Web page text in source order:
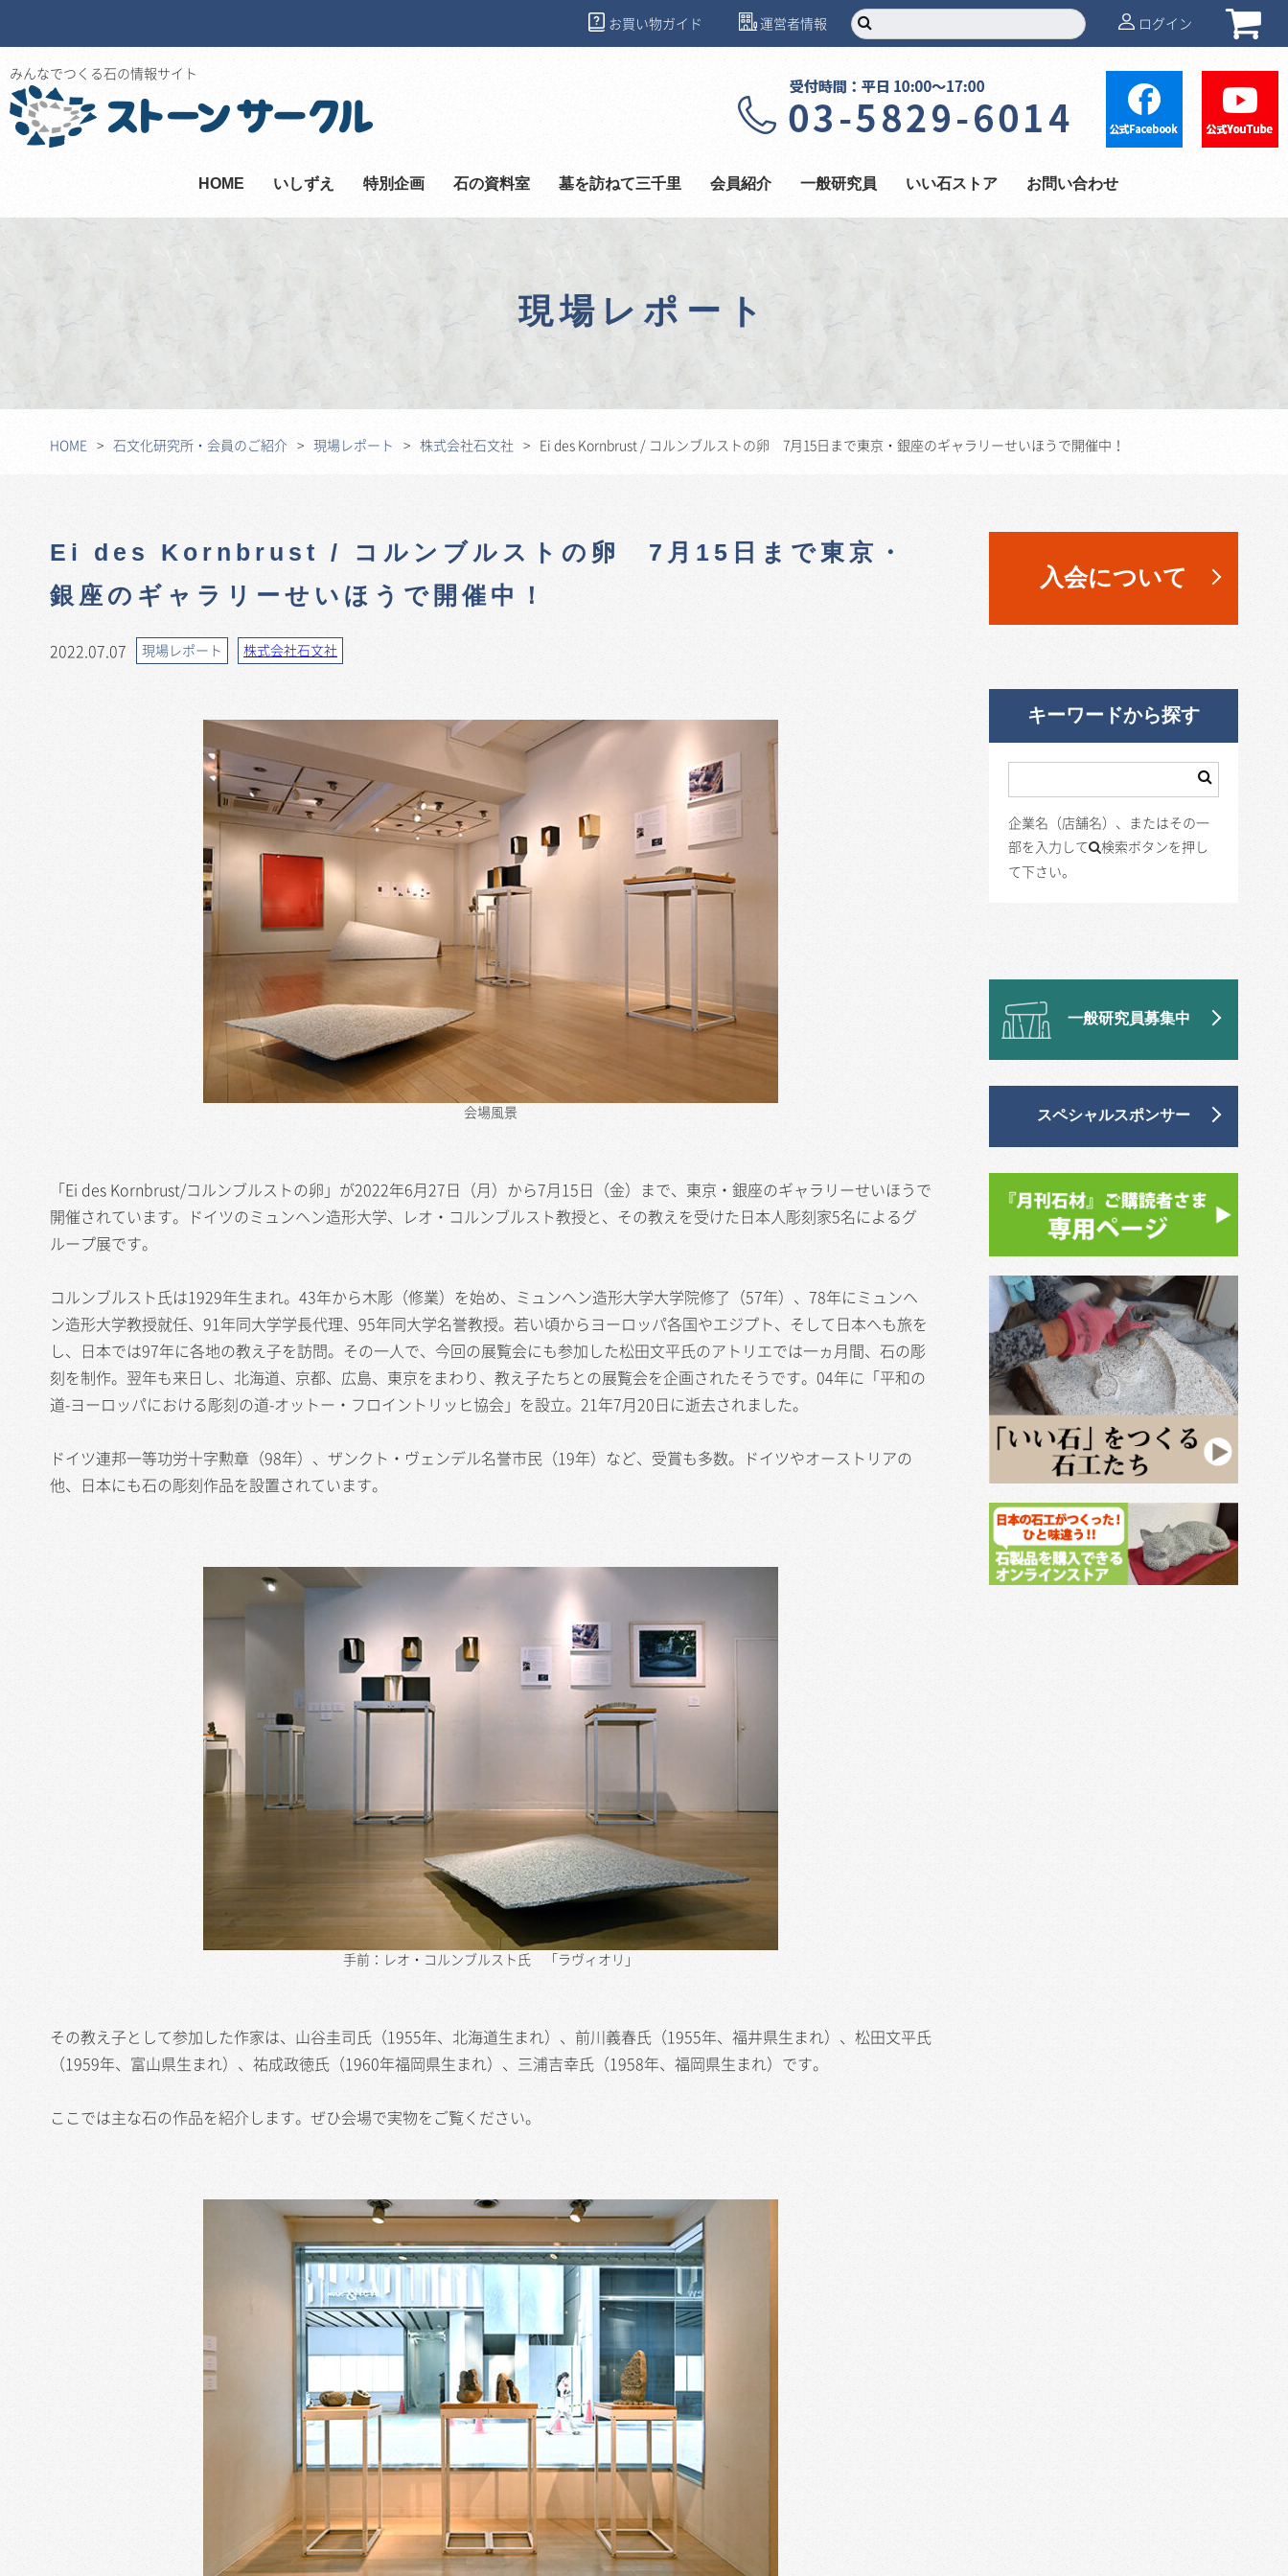
お買い物ガイド 運営者情報 ログイン
みんなでつくる石の情報サイト
HOME いしずえ 特別企画 石の資料室 墓を訪ねて三千里 会員紹介 一般研究員 いい石ストア お問い合わせ
現場レポート
HOME 石文化研究所・会員のご紹介 現場レポート 株式会社石文社 Ei des Kornbrust / コルンブルストの卵 7月15日まで東京・銀座のギャラリーせいほうで開催中！
Ei des Kornbrust / コルンブルストの卵 7月15日まで東京・
銀座のギャラリーせいほうで開催中！
2022.07.07 現場レポート 株式会社石文社
会場風景
「Ei des Kornbrust/コルンブルストの卵」が2022年6月27日（月）から7月15日（金）まで、東京・銀座のギャラリーせいほうで
開催されています。ドイツのミュンヘン造形大学、レオ・コルンブルスト教授と、その教えを受けた日本人彫刻家5名によるグ
ループ展です。
コルンブルスト氏は1929年生まれ。43年から木彫（修業）を始め、ミュンヘン造形大学大学院修了（57年）、78年にミュンヘ
ン造形大学教授就任、91年同大学学長代理、95年同大学名誉教授。若い頃からヨーロッパ各国やエジプト、そして日本へも旅を
し、日本では97年に各地の教え子を訪問。その一人で、今回の展覧会にも参加した松田文平氏のアトリエでは一ヵ月間、石の彫
刻を制作。翌年も来日し、北海道、京都、広島、東京をまわり、教え子たちとの展覧会を企画されたそうです。04年に「平和の
道-ヨーロッパにおける彫刻の道-オットー・フロイントリッヒ協会」を設立。21年7月20日に逝去されました。
ドイツ連邦一等功労十字勲章（98年）、ザンクト・ヴェンデル名誉市民（19年）など、受賞も多数。ドイツやオーストリアの
他、日本にも石の彫刻作品を設置されています。
手前：レオ・コルンブルスト氏 「ラヴィオリ」
その教え子として参加した作家は、山谷圭司氏（1955年、北海道生まれ）、前川義春氏（1955年、福井県生まれ）、松田文平氏
（1959年、富山県生まれ）、祐成政徳氏（1960年福岡県生まれ）、三浦吉幸氏（1958年、福岡県生まれ）です。
ここでは主な石の作品を紹介します。ぜひ会場で実物をご覧ください。
入会について
キーワードから探す
企業名（店舗名）、またはその一
部を入力して
検索ボタンを押し
て下さい。
一般研究員募集中
スペシャルスポンサー